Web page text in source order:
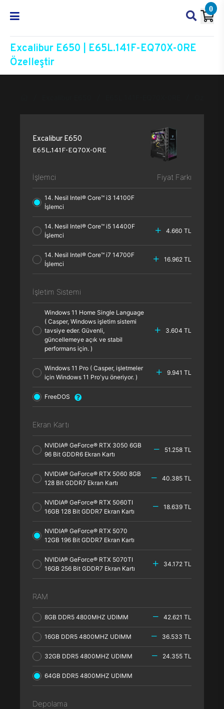
0
Excalibur E650 | E65L.141F-EQ70X-0RE
Özelleştir
Excalibur E650
E65L.141F-EQ70X-0RE
İşlemci Fiyat Farkı
14. Nesil Intel® Core™ i3 14100F
İşlemci
14. Nesil Intel® Core™ i5 14400F
İşlemci
4.660 TL
14. Nesil Intel® Core™ i7 14700F
İşlemci
16.962 TL
İşletim Sistemi
Windows 11 Home Single Language
( Casper, Windows işletim sistemi
tavsiye eder. Güvenli,
güncellemeye açık ve stabil
performans için. )
3.604 TL
Windows 11 Pro ( Casper, işletmeler
için Windows 11 Pro'yu öneriyor. )
9.941 TL
FreeDOS
Ekran Kartı
NVIDIA® GeForce® RTX 3050 6GB
96 Bit GDDR6 Ekran Kartı
51.258 TL
NVIDIA® GeForce® RTX 5060 8GB
128 Bit GDDR7 Ekran Kartı
40.385 TL
NVIDIA® GeForce® RTX 5060TI
16GB 128 Bit GDDR7 Ekran Kartı
18.639 TL
NVIDIA® GeForce® RTX 5070
12GB 196 Bit GDDR7 Ekran Kartı
NVIDIA® GeForce® RTX 5070TI
16GB 256 Bit GDDR7 Ekran Kartı
34.172 TL
RAM
8GB DDR5 4800MHZ UDIMM 42.621 TL
16GB DDR5 4800MHZ UDIMM 36.533 TL
32GB DDR5 4800MHZ UDIMM 24.355 TL
64GB DDR5 4800MHZ UDIMM
Depolama